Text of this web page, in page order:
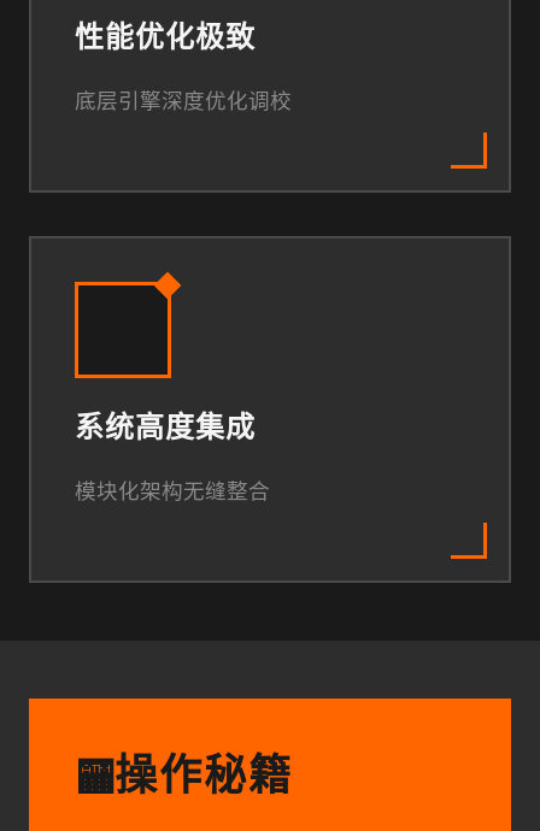
性能优化极致
底层引擎深度优化调校
系统高度集成
模块化架构无缝整合
🏧操作秘籍